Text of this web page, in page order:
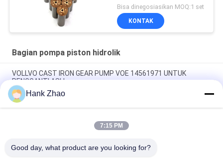
Pompa Hidraulik Pompa
Piston Layanan
Perbaikan Pemeliharaan
Bisa dinegosiasikan MOQ:1 set
KONTAK
Bagian pompa piston hidrolik
VOLLVO CAST IRON GEAR PUMP VOE 14561971 UNTUK
PENGGANTI ASLI
VOLLVO CAST IRON GEAR PUMP VOE 14537295 UNTUK
PENGGANTI ASLI
VOLLVO CAST IRON GEAR PUMP VOE 14782798 UNTUK
Hank Zhao
7:15 PM
Good day, what product are you looking for?